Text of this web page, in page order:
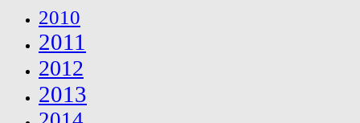
2010
2011
2012
2013